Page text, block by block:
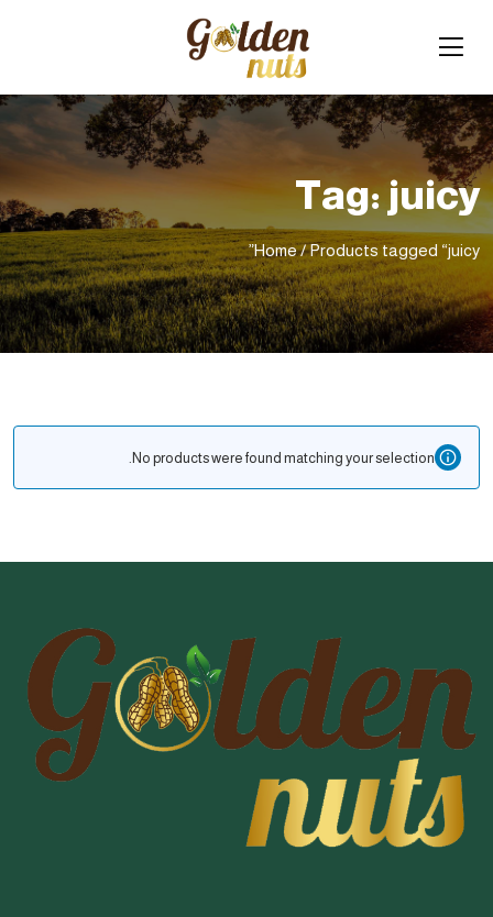
Tag:juicy
Home/ Products tagged “juicy”
No products were found matching your selection.